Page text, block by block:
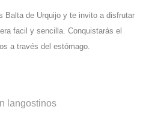
Balta de Urquijo y te invito a disfrutar
facil y sencilla. Conquistarás el
a través del estómago.
langostinos